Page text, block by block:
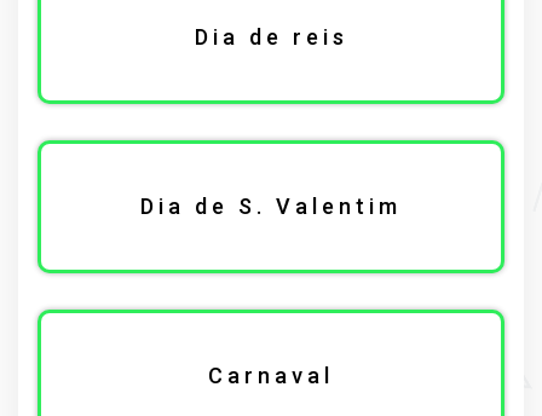
Dia de reis
Dia de S. Valentim
Carnaval